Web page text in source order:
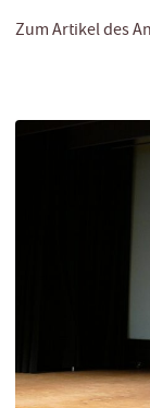
Zum Artikel des